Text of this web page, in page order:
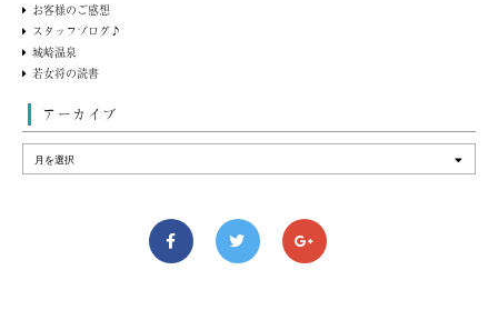
お客様のご感想
スタッフブログ♪
城崎温泉
若女将の読書
アーカイブ